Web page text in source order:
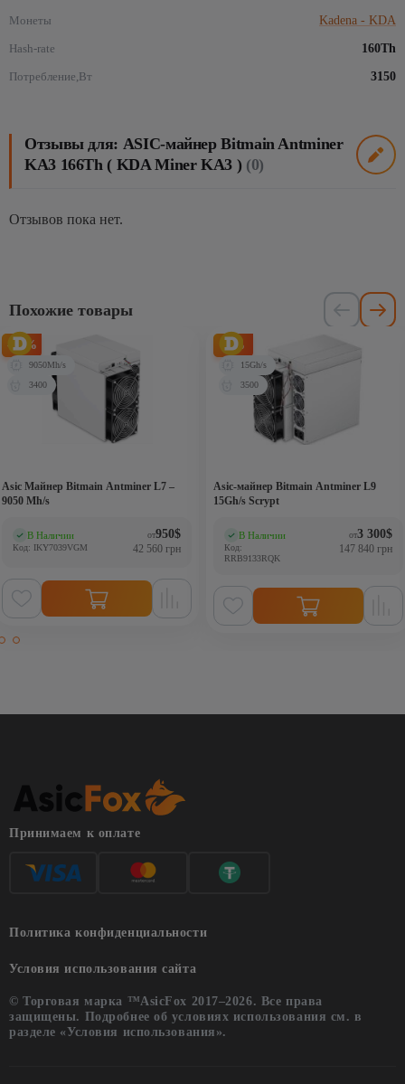
Монеты Kadena - KDA
Hash-rate 160Th
Потребление,Вт 3150
Отзывы для: ASIC-майнер Bitmain Antminer
KA3 166Th ( KDA Miner KA3 ) (0)
Отзывов пока нет.
Похожие товары
Asic Майнер Bitmain Antminer L7 –
9050 Mh/s
-27%
9050Mh/s
3400
В Наличии
Код: IKY7039VGM
от950$
42 560 грн
Asic-майнер Bitmain Antminer L9
15Gh/s Scrypt
-8%
15Gh/s
3500
В Наличии
Код:
RRB9133RQK
от3 300$
147 840 грн
Принимаем к оплате
Политика конфиденциальности
Условия использования сайта
© Торговая марка ™AsicFox 2017–2026. Все права
защищены. Подробнее об условиях использования см. в
разделе «Условия использования».